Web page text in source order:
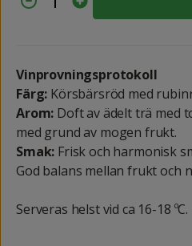
Vinprovningsprotokoll
Färg: Körsbärsröd med
Arom: Doft av ädelt trä med
med grund av mogen frukt.
Smak: Frisk och harmonisk
God balans mellan frukt och
Serveras helst vid ca 16-18 ºC.